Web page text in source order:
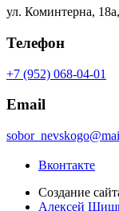
ул. Коминтерна,
Телефон
+7 (952) 068-04-01
Email
Вконтакте
Создание
Алексей